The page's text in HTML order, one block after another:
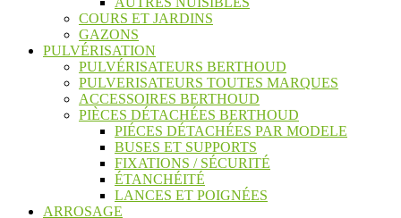
COURS ET JARDINS
GAZONS
PULVÉRISATION
PULVÉRISATEURS BERTHOUD
PULVERISATEURS TOUTES MARQUES
ACCESSOIRES BERTHOUD
PIÈCES DÉTACHÉES BERTHOUD
PIÉCES DÉTACHÉES PAR MODELE
BUSES ET SUPPORTS
FIXATIONS / SÉCURITÉ
ÉTANCHÉITÉ
LANCES ET POIGNÉES
ARROSAGE